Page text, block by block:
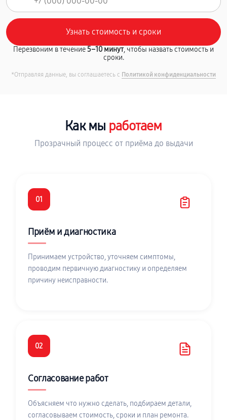
Перезвоним в течение5–10 минут, чтобы назвать стоимость и
сроки.
*Отправляя данные, вы соглашаетесь с Политикой конфиденциальности
Как мы работаем
Прозрачный процесс от приёма до выдачи
01
Приём и диагностика
Принимаем устройство, уточняем симптомы,
проводим первичную диагностику и определяем
причину неисправности.
02
Согласование работ
Объясняем что нужно сделать, подбираем детали,
согласовываем стоимость, сроки и план ремонта.